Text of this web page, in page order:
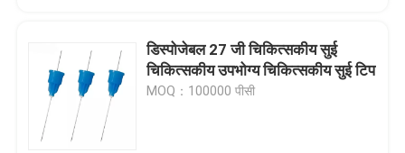
डिस्पोजेबल 27 जी चिकित्सकीय सुई
चिकित्सकीय उपभोग्य चिकित्सकीय सुई टिप
MOQ：100000 पीसी